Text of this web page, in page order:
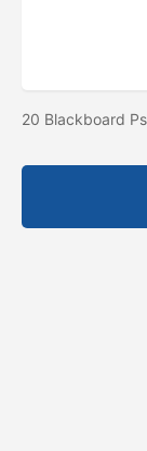
20 Blackboard